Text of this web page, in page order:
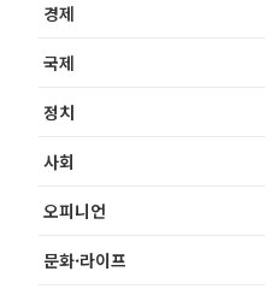
경제
국제
정치
사회
오피니언
문화·라이프